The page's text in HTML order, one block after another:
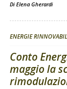
Di Elena Gherardi
ENERGIE
Conto
maggio la